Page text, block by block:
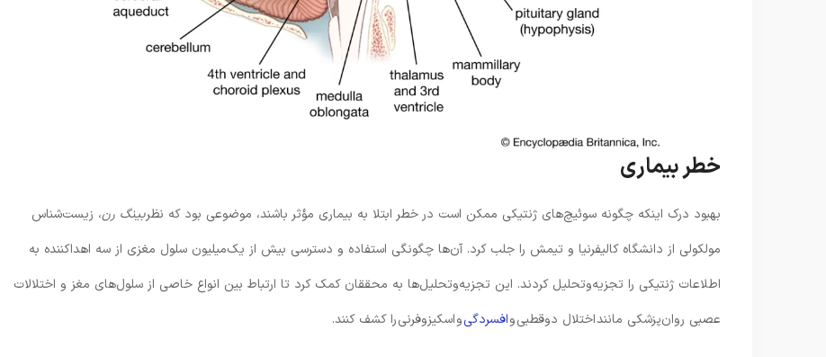
خطر بیماری
بهبود درک اینکه چگونه سوئیچ‌های ژنتیکی ممکن است در خطر ابتلا به بیماری مؤثر باشند، موضوعی بود که نظربینگ رن، زیست‌شناس
مولکولی از دانشگاه کالیفرنیا و تیمش را جلب کرد. آن‌ها چگونگی استفاده و دسترسی بیش از یک‌میلیون سلول مغزی از سه اهداکننده به
اطلاعات ژنتیکی را تجزیه‌وتحلیل کردند. این تجزیه‌وتحلیل‌ها به محققان کمک کرد تا ارتباط بین انواع خاصی از سلول‌های مغز و اختلالات
عصبی روان‌پزشکی مانند اختلال دوقطبی وافسردگیو اسکیزوفرنی را کشف کنند.